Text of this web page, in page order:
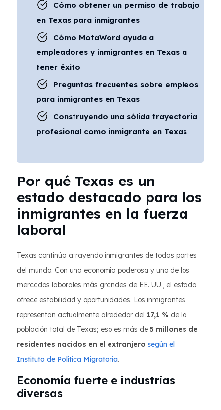
Cómo obtener un permiso de trabajo
en Texas para inmigrantes
Cómo MotaWord ayuda a
empleadores y inmigrantes en Texas a
tener éxito
Preguntas frecuentes sobre empleos
para inmigrantes en Texas
Construyendo una sólida trayectoria
profesional como inmigrante en Texas
Por qué Texas es un
estado destacado para los
inmigrantes en la fuerza
laboral
Texas continúa atrayendo inmigrantes de todas partes
del mundo. Con una economía poderosa y uno de los
mercados laborales más grandes de EE. UU., el estado
ofrece estabilidad y oportunidades. Los inmigrantes
representan actualmente alrededor del 17,1 % de la
población total de Texas; eso es más de 5 millones de
residentes nacidos en el extranjero según el
Instituto de Política Migratoria.
Economía fuerte e industrias
diversas